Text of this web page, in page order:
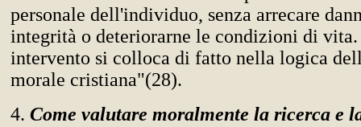
personale dell'individuo, senza arrecare
integrità o deteriorarne le condizioni di
intervento si colloca di fatto nella logica
morale cristiana"(28).
4. Come valutare moralmente la ricerca e